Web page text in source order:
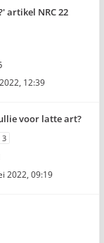
artikel NRC 22
12:39
voor latte art?
3
2022, 09:19